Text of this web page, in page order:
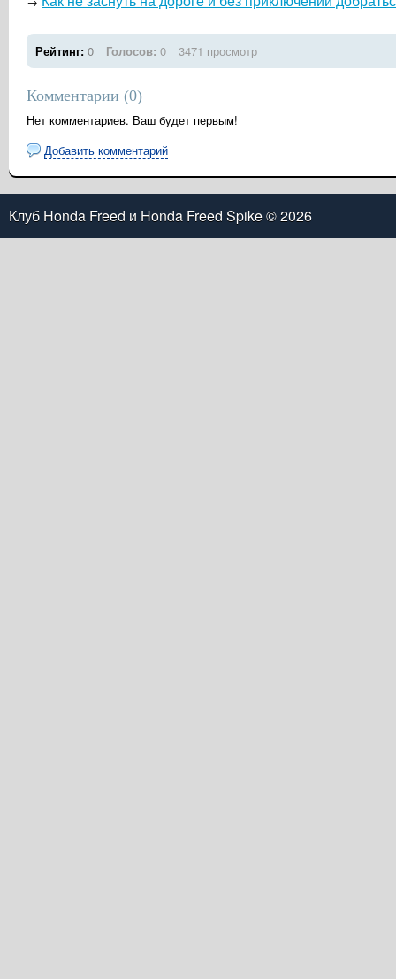
Рейтинг: 0 Голосов: 0 3471 просмотр
Комментарии (0)
Нет комментариев. Ваш будет первым!
Добавить комментарий
Клуб Honda Freed и Honda Freed Spike© 2026